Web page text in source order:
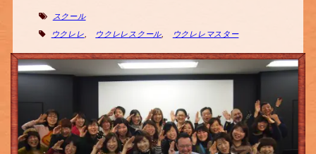
スクール
ウクレレ ウクレレスクール, ウクレレマスター